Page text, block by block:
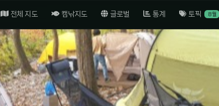
전체 지도 캠낚지도 글로벌 통계 토픽 8월